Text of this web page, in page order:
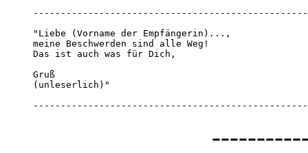
"Liebe (Vorname der Empfängerin)...,
meine Beschwerden sind alle Weg!
Das ist auch was für Dich,
Gruß
(unleserlich)"